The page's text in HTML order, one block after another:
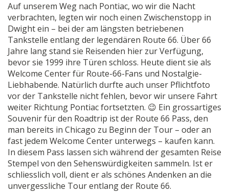
Auf unserem Weg nach Pontiac, wo wir die Nacht
verbrachten, legten wir noch einen Zwischenstopp in
Dwight ein – bei der am längsten betriebenen
Tankstelle entlang der legendären Route 66. Über 66
Jahre lang stand sie Reisenden hier zur Verfügung,
bevor sie 1999 ihre Türen schloss. Heute dient sie als
Welcome Center für Route-66-Fans und Nostalgie-
Liebhabende. Natürlich durfte auch unser Pflichtfoto
vor der Tankstelle nicht fehlen, bevor wir unsere Fahrt
weiter Richtung Pontiac fortsetzten. 😉 Ein grossartiges
Souvenir für den Roadtrip ist der Route 66 Pass, den
man bereits in Chicago zu Beginn der Tour – oder an
fast jedem Welcome Center unterwegs – kaufen kann.
In diesem Pass lassen sich während der gesamten Reise
Stempel von den Sehenswürdigkeiten sammeln. Ist er
schliesslich voll, dient er als schönes Andenken an die
unvergessliche Tour entlang der Route 66.